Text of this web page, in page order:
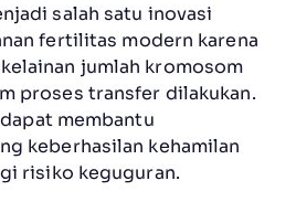
salah satu inovasi
fertilitas modern karena
jumlah kromosom
proses transfer dilakukan.
membantu
keberhasilan kehamilan
risiko keguguran.